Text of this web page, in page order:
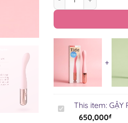
GẬY
This item: GẬY
650,000₫